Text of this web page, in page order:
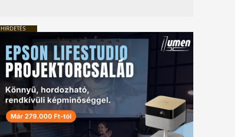
HIRDETÉS